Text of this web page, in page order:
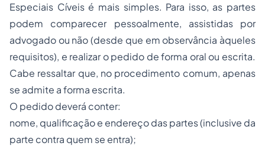
Especiais Cíveis é mais simples. Para isso, as partes
podem comparecer pessoalmente, assistidas por
advogado ou não (desde que em observância àqueles
requisitos), e realizar o pedido de forma oral ou escrita.
Cabe ressaltar que, no procedimento comum, apenas
se admite a forma escrita.
O pedido deverá conter:
nome, qualificação e endereço das partes (inclusive da
parte contra quem se entra);